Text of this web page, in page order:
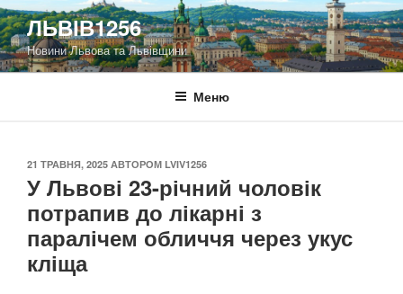
Перейти
до
вмісту
ЛЬВІВ1256
Новини Львова та Львівщини
Меню
ОПУБЛІКОВАНО
21 ТРАВНЯ, 2025 АВТОРОМ LVIV1256
У Львові 23-річний чоловік
потрапив до лікарні з
паралічем обличчя через укус
кліща